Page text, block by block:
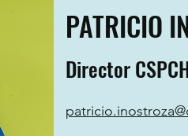
PATRICIO
Director